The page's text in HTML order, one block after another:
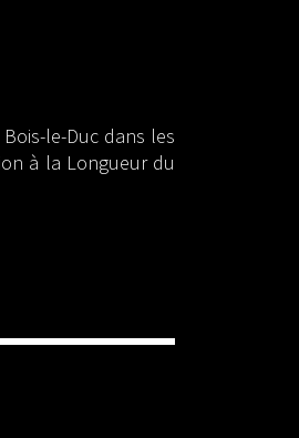
le-Duc dans les
à la Longueur du